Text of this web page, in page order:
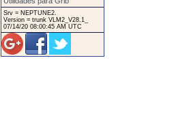
Srv = NEPTUNE2.
Version = trunk VLM2_V28.1_
07/14/20 08:00:45 AM UTC